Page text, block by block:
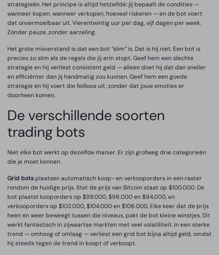
strategieën. Het principe is altijd hetzelfde: jij bepaalt de condities —
wanneer kopen, wanneer verkopen, hoeveel riskeren — en de bot voert
dat onvermoeibaar uit. Vierentwintig uur per dag, vijf dagen per week.
Zonder pauze, zonder aarzeling.
Het grote misverstand is dat een bot “slim” is. Dat is hij niet. Een bot is
precies zo slim als de regels die jij erin stopt. Geef hem een slechte
strategie en hij verliest consistent geld — alleen doet hij dat dan sneller
en efficiënter dan jij handmatig zou kunnen. Geef hem een goede
strategie en hij voert die feilloos uit, zonder dat jouw emoties er
doorheen komen.
De verschillende soorten
trading bots
Niet elke bot werkt op dezelfde manier. Er zijn grofweg drie categorieën
die je moet kennen.
Grid botsplaatsen automatisch koop- en verkooporders in een raster
rondom de huidige prijs. Stel: de prijs van Bitcoin staat op $100.000. De
bot plaatst kooporders op $98.000, $96.000 en $94.000, en
verkooporders op $102.000, $104.000 en $106.000. Elke keer dat de prijs
heen en weer beweegt tussen die niveaus, pakt de bot kleine winstjes. Dit
werkt fantastisch in zijwaartse markten met veel volatiliteit. In een sterke
trend — omhoog of omlaag — verliest een grid bot bijna altijd geld, omdat
hij steeds tegen de trend in koopt of verkoopt.